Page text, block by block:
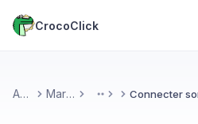
CrocoClick
Accueil Marketing More